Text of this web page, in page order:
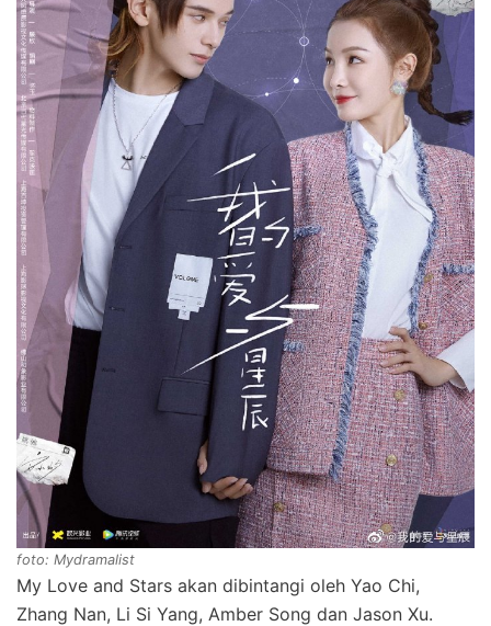
foto: Mydramalist
My Love and Stars akan dibintangi oleh Yao Chi,
Zhang Nan, Li Si Yang, Amber Song dan Jason Xu.